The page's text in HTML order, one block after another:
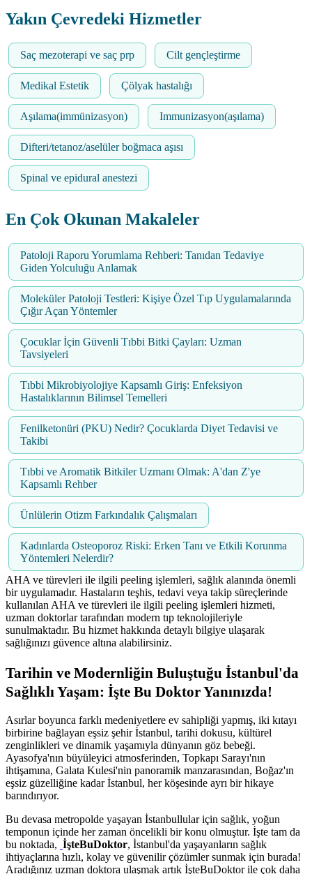
Yakın Çevredeki Hizmetler
Saç mezoterapi ve saç prp Cilt gençleştirme
Medikal Estetik Çölyak hastalığı
Aşılama(immünizasyon) Immunizasyon(aşılama)
Difteri/tetanoz/aselüler boğmaca aşısı
Spinal ve epidural anestezi
En Çok Okunan Makaleler
Patoloji Raporu Yorumlama Rehberi: Tanıdan Tedaviye
Giden Yolculuğu Anlamak
Moleküler Patoloji Testleri: Kişiye Özel Tıp Uygulamalarında
Çığır Açan Yöntemler
Çocuklar İçin Güvenli Tıbbi Bitki Çayları: Uzman
Tavsiyeleri
Tıbbi Mikrobiyolojiye Kapsamlı Giriş: Enfeksiyon
Hastalıklarının Bilimsel Temelleri
Fenilketonüri (PKU) Nedir? Çocuklarda Diyet Tedavisi ve
Takibi
Tıbbi ve Aromatik Bitkiler Uzmanı Olmak: A'dan Z'ye
Kapsamlı Rehber
Ünlülerin Otizm Farkındalık Çalışmaları
Kadınlarda Osteoporoz Riski: Erken Tanı ve Etkili Korunma
Yöntemleri Nelerdir?
AHA ve türevleri ile ilgili peeling işlemleri, sağlık alanında önemli
bir uygulamadır. Hastaların teşhis, tedavi veya takip süreçlerinde
kullanılan AHA ve türevleri ile ilgili peeling işlemleri hizmeti,
uzman doktorlar tarafından modern tıp teknolojileriyle
sunulmaktadır. Bu hizmet hakkında detaylı bilgiye ulaşarak
sağlığınızı güvence altına alabilirsiniz.
Tarihin ve Modernliğin Buluştuğu İstanbul'da
Sağlıklı Yaşam: İşte Bu Doktor Yanınızda!
Asırlar boyunca farklı medeniyetlere ev sahipliği yapmış, iki kıtayı
birbirine bağlayan eşsiz şehir İstanbul, tarihi dokusu, kültürel
zenginlikleri ve dinamik yaşamıyla dünyanın göz bebeği.
Ayasofya'nın büyüleyici atmosferinden, Topkapı Sarayı'nın
ihtişamına, Galata Kulesi'nin panoramik manzarasından, Boğaz'ın
eşsiz güzelliğine kadar İstanbul, her köşesinde ayrı bir hikaye
barındırıyor.
Bu devasa metropolde yaşayan İstanbullular için sağlık, yoğun
temponun içinde her zaman öncelikli bir konu olmuştur. İşte tam da
bu noktada, İşteBuDoktor, İstanbul'da yaşayanların sağlık
ihtiyaçlarına hızlı, kolay ve güvenilir çözümler sunmak için burada!
Aradığınız uzman doktora ulaşmak artık İşteBuDoktor ile çok daha